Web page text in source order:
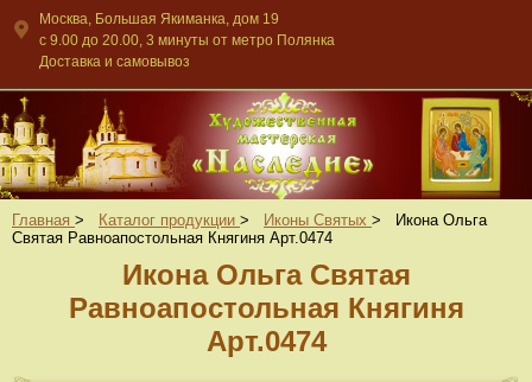
Москва, Большая Якиманка, дом 19
c 9.00 до 20.00, 3 минуты от метро Полянка
Доставка и самовывоз
Главная > Каталог продукции > Иконы Святых >
Икона Ольга
Святая Равноапостольная Княгиня Арт.0474
Икона Ольга Святая
Равноапостольная Княгиня
Арт.0474